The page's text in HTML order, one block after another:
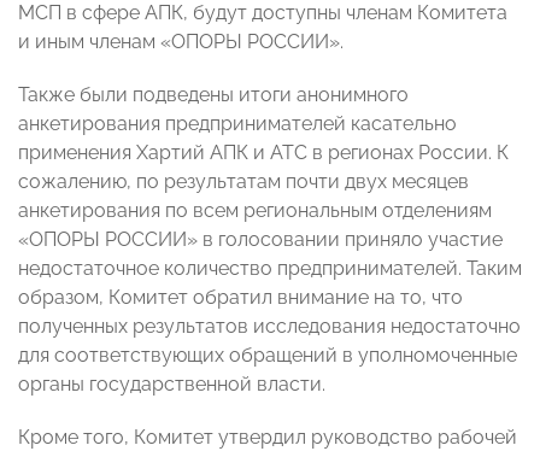
МСП в сфере АПК, будут доступны членам Комитета
и иным членам «ОПОРЫ РОССИИ».
Также были подведены итоги анонимного
анкетирования предпринимателей касательно
применения Хартий АПК и АТС в регионах России. К
сожалению, по результатам почти двух месяцев
анкетирования по всем региональным отделениям
«ОПОРЫ РОССИИ» в голосовании приняло участие
недостаточное количество предпринимателей. Таким
образом, Комитет обратил внимание на то, что
полученных результатов исследования недостаточно
для соответствующих обращений в уполномоченные
органы государственной власти.
Кроме того, Комитет утвердил руководство рабочей